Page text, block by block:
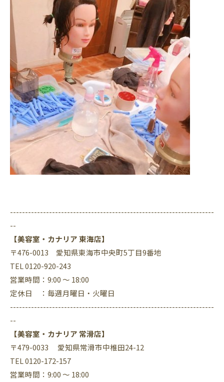
--------------------------------------------------------------------
--
【美容室・カナリア 東海店】
〒476-0013 愛知県東海市中央町5丁目9番地
TEL 0120-920-243
営業時間：9:00 ～ 18:00
定休日 ：毎週月曜日・火曜日
--------------------------------------------------------------------
--
【美容室・カナリア 常滑店】
〒479-0033 愛知県常滑市中椎田24-12
TEL 0120-172-157
営業時間：9:00 ～ 18:00